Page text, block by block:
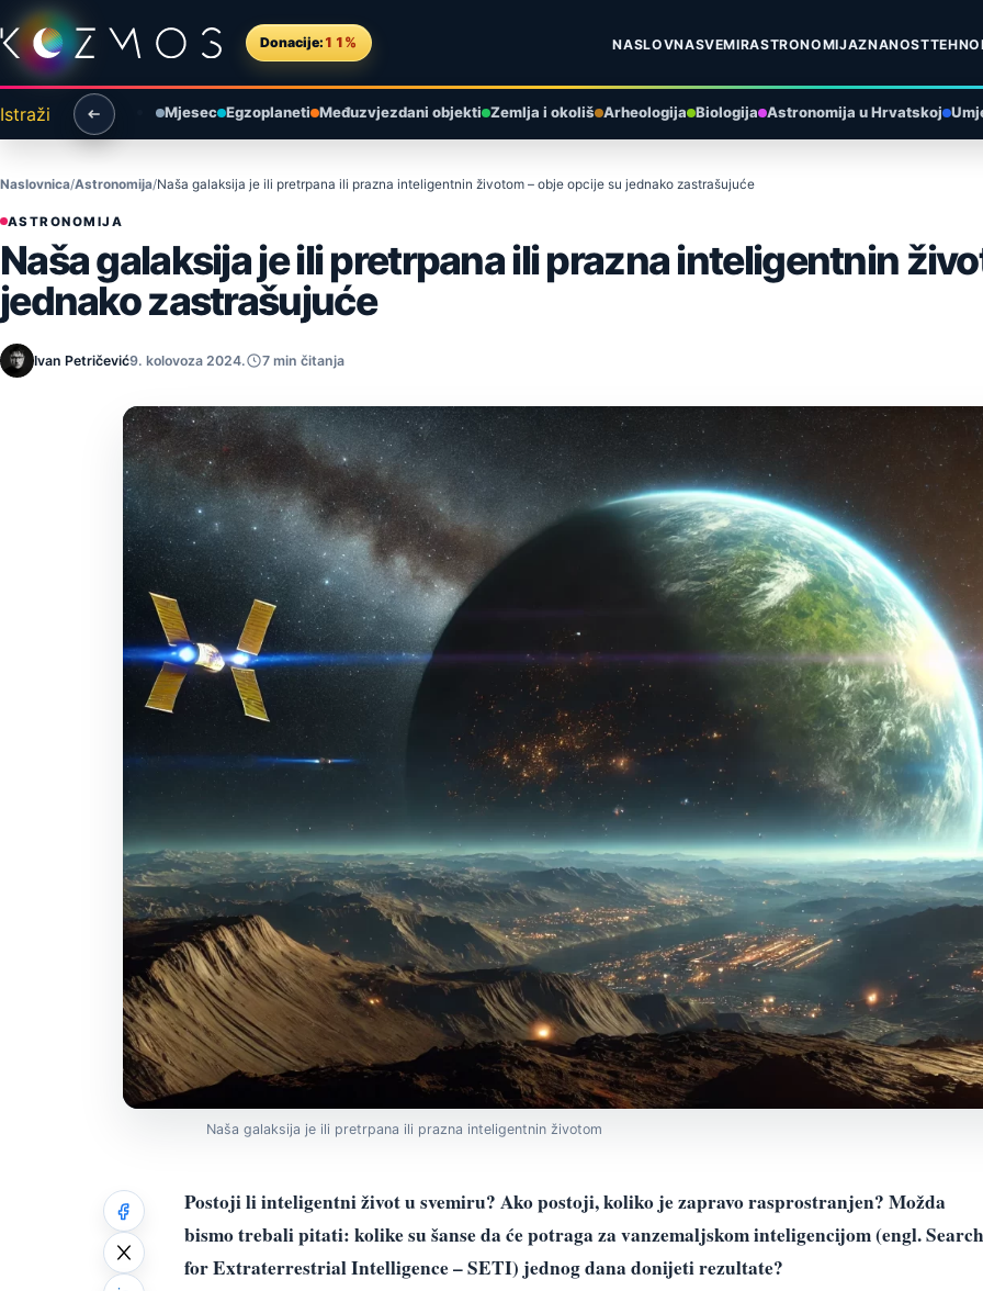
Preskoči na sadržaj
Donacije: 11% NASLOVNASVEMIRASTRONOMIJAZNANOST
Istraži Mjesec Egzoplaneti Međuzvjezdani objekti Zemlja i okoliš Arheologija Biologija Astronomija u Hrvatskoj
Naslovnica Astronomija Naša galaksija je ili pretrpana ili prazna inteligentnin životom – obje opcije su jednako zastrašujuće
ASTRONOMIJA
Naša galaksija je ili pretrpana ili prazna inteligentnin
jednako zastrašujuće
Ivan Petričević9. kolovoza 2024. 7 min čitanja
Naša galaksija je ili pretrpana ili prazna inteligentnin životom
Postoji li inteligentni život u svemiru? Ako postoji, koliko je zapravo rasprostranjen? Možda
bismo trebali pitati: kolike su šanse da će potraga za vanzemaljskom inteligencijom (engl. Search
for Extraterrestrial Intelligence – SETI) jednog dana donijeti rezultate?